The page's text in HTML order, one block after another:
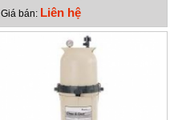
EMAUX CTRL7-ORP
Giá bán: Liên hệ